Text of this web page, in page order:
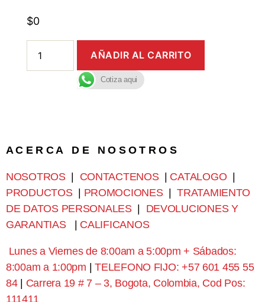
$0
AÑADIR AL CARRITO
Cotiza aqui
A C E R C A D E N O S O T R O S
NOSOTROS| CONTACTENOS| CATALOGO |
PRODUCTOS| PROMOCIONES|TRATAMIENTO
DE DATOS PERSONALES| DEVOLUCIONES Y
GARANTIAS
| CALIFICANOS
Lunes a Viernes de 8:00am a 5:00pm + Sábados:
8:00am a 1:00pm |TELEFONO FIJO: +57 601 455 55
84| Carrera 19 # 7 – 3, Bogota, Colombia, Cod Pos:
111411